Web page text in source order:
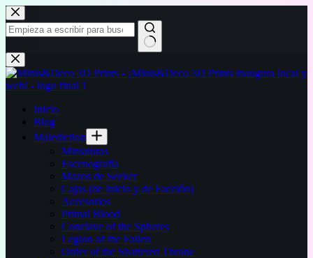
Saltar
al
contenido
Sin
resultados
Inicio
Blog
Malediction
Miniaturas
Escenografía
Mazos de Seeker
Cajas (de Inicio y de Facción)
Accesorios
Primal Blood
Conclave of the Spheres
Legion of the Fallen
Order of the Shattered Throne